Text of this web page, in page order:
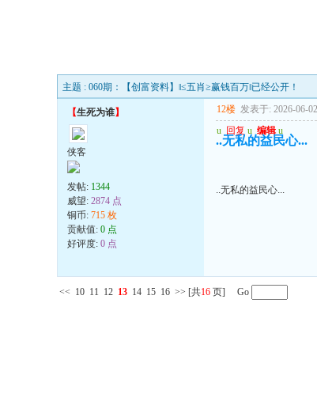
主题 : 060期：【创富资料】‖≤五肖≥赢钱百万‖已经公开！
【生死为谁】
侠客
发帖: 1344
威望: 2874 点
铜币: 715 枚
贡献值: 0 点
好评度: 0 点
12楼 发表于: 2026-06-
u 回复 u 编辑 u
..无私的益民心...
..无私的益民心...
<< 10 11 12 13 14 15 16 >> [共16 页] Go